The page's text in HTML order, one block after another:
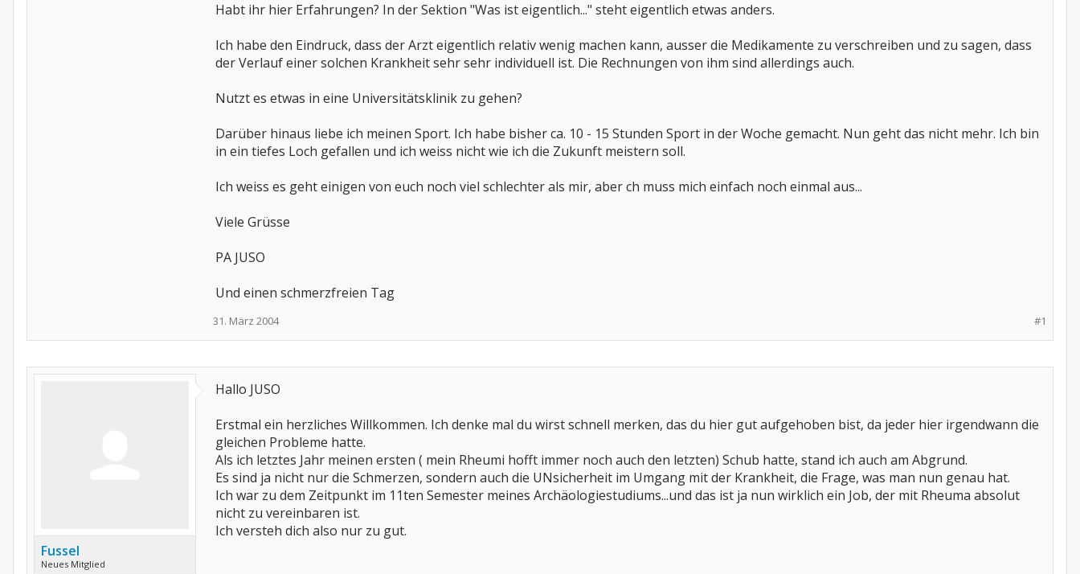
Habt ihr hier Erfahrungen? In der Sektion "Was ist eigentlich..." steht eigentlich etwas anders.
Ich habe den Eindruck, dass der Arzt eigentlich relativ wenig machen kann, ausser die Medikamente zu verschreiben und zu sagen, dass
der Verlauf einer solchen Krankheit sehr sehr individuell ist. Die Rechnungen von ihm sind allerdings auch.
Nutzt es etwas in eine Universitätsklinik zu gehen?
Darüber hinaus liebe ich meinen Sport. Ich habe bisher ca. 10 - 15 Stunden Sport in der Woche gemacht. Nun geht das nicht mehr. Ich bin
in ein tiefes Loch gefallen und ich weiss nicht wie ich die Zukunft meistern soll.
Ich weiss es geht einigen von euch noch viel schlechter als mir, aber ch muss mich einfach noch einmal aus...
Viele Grüsse
PA JUSO
Und einen schmerzfreien Tag
#1
31. März 2004
Fussel
Neues Mitglied
Hallo JUSO
Erstmal ein herzliches Willkommen. Ich denke mal du wirst schnell merken, das du hier gut aufgehoben bist, da jeder hier irgendwann die
gleichen Probleme hatte.
Als ich letztes Jahr meinen ersten ( mein Rheumi hofft immer noch auch den letzten) Schub hatte, stand ich auch am Abgrund.
Es sind ja nicht nur die Schmerzen, sondern auch die UNsicherheit im Umgang mit der Krankheit, die Frage, was man nun genau hat.
Ich war zu dem Zeitpunkt im 11ten Semester meines Archäologiestudiums...und das ist ja nun wirklich ein Job, der mit Rheuma absolut
nicht zu vereinbaren ist.
Ich versteh dich also nur zu gut.